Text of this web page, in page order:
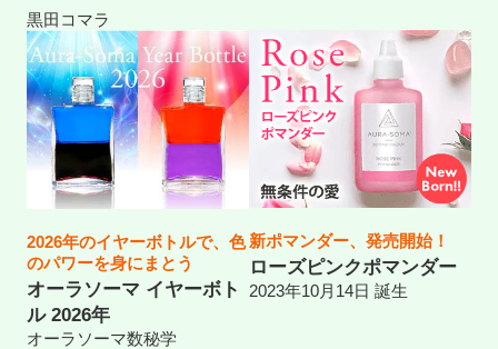
黒田コマラ
2026年のイヤーボトルで、色
のパワーを身にまとう
オーラソーマ イヤーボト
ル 2026年
オーラソーマ数秘学
新ポマンダー、発売開始！
ローズピンクポマンダー
2023年10月14日 誕生